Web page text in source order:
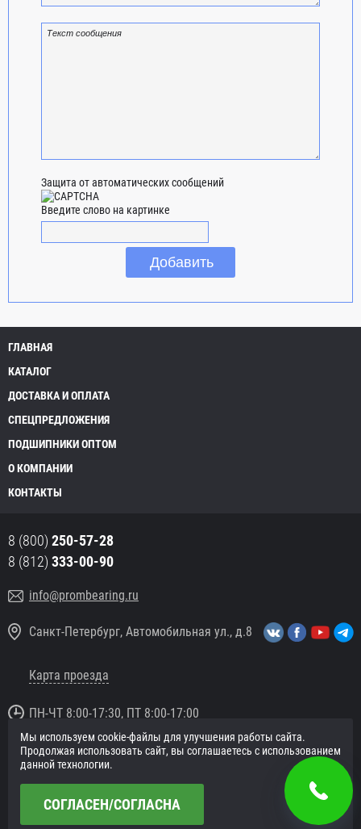
Защита от автоматических сообщений
Введите слово на картинке
ГЛАВНАЯ
КАТАЛОГ
ДОСТАВКА И ОПЛАТА
СПЕЦПРЕДЛОЖЕНИЯ
ПОДШИПНИКИ ОПТОМ
О КОМПАНИИ
КОНТАКТЫ
8 (800) 250-57-28
8 (812) 333-00-90
info@prombearing.ru
Санкт-Петербург, Автомобильная ул., д.8
Карта проезда
ПН-ЧТ 8:00-17:30, ПТ 8:00-17:00
© 2016 «PromBearing.ru»
Подшипники оптом и в розницу.
Сайт разработан в
Мы используем cookie-файлы для улучшения работы сайта.
Продолжая использовать сайт, вы соглашаетесь с использованием
данной технологии.
СОГЛАСЕН/СОГЛАСНА